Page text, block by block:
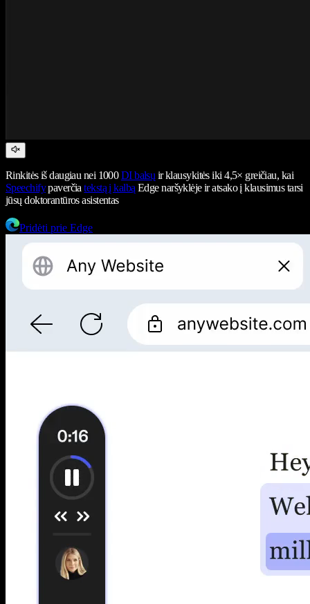
Rinkitės iš daugiau nei 1000DI balsų ir klausykitės iki 4,5× greičiau, kai
Speechifypaverčiatekstą į kalbą Edge naršyklėje ir atsako į klausimus tarsi
jūsų doktorantūros asistentas
Pridėti prie Edge